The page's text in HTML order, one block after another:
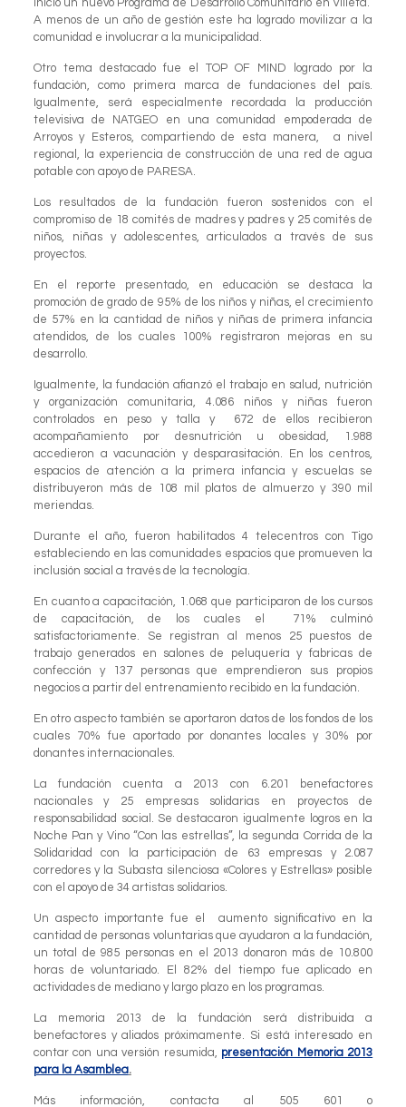
inició un nuevo Programa de Desarrollo Comunitario en Villeta.
A menos de un año de gestión este ha logrado movilizar a la
comunidad e involucrar a la municipalidad.
Otro tema destacado fue el TOP OF MIND logrado por la
fundación, como primera marca de fundaciones del país.
Igualmente, será especialmente recordada la producción
televisiva de NATGEO en una comunidad empoderada de
Arroyos y Esteros, compartiendo de esta manera, a nivel
regional, la experiencia de construcción de una red de agua
potable con apoyo de PARESA.
Los resultados de la fundación fueron sostenidos con el
compromiso de 18 comités de madres y padres y 25 comités de
niños, niñas y adolescentes, articulados a través de sus
proyectos.
En el reporte presentado, en educación se destaca la
promoción de grado de 95% de los niños y niñas, el crecimiento
de 57% en la cantidad de niños y niñas de primera infancia
atendidos, de los cuales 100% registraron mejoras en su
desarrollo.
Igualmente, la fundación afianzó el trabajo en salud, nutrición
y organización comunitaria, 4.086 niños y niñas fueron
controlados en peso y talla y 672 de ellos recibieron
acompañamiento por desnutrición u obesidad, 1.988
accedieron a vacunación y desparasitación. En los centros,
espacios de atención a la primera infancia y escuelas se
distribuyeron más de 108 mil platos de almuerzo y 390 mil
meriendas.
Durante el año, fueron habilitados 4 telecentros con Tigo
estableciendo en las comunidades espacios que promueven la
inclusión social a través de la tecnología.
En cuanto a capacitación, 1.068 que participaron de los cursos
de capacitación, de los cuales el 71% culminó
satisfactoriamente. Se registran al menos 25 puestos de
trabajo generados en salones de peluquería y fabricas de
confección y 137 personas que emprendieron sus propios
negocios a partir del entrenamiento recibido en la fundación.
En otro aspecto también se aportaron datos de los fondos de los
cuales 70% fue aportado por donantes locales y 30% por
donantes internacionales.
La fundación cuenta a 2013 con 6.201 benefactores
nacionales y 25 empresas solidarias en proyectos de
responsabilidad social. Se destacaron igualmente logros en la
Noche Pan y Vino “Con las estrellas”, la segunda Corrida de la
Solidaridad con la participación de 63 empresas y 2.087
corredores y la Subasta silenciosa «Colores y Estrellas» posible
con el apoyo de 34 artistas solidarios.
Un aspecto importante fue el aumento significativo en la
cantidad de personas voluntarias que ayudaron a la fundación,
un total de 985 personas en el 2013 donaron más de 10.800
horas de voluntariado. El 82% del tiempo fue aplicado en
actividades de mediano y largo plazo en los programas.
La memoria 2013 de la fundación será distribuida a
benefactores y aliados próximamente. Si está interesado en
contar con una versión resumida, presentación Memoria 2013
para la Asamblea.
Más información, contacta al 505 601 o